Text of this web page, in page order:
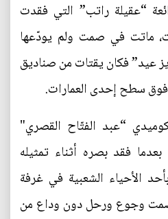
“عقيلة راتب” التي فقدت
ماتت في صمت ولم يودّعها
عيد” فكان يقتات من صناديق
فوق سطح إحدى العمارات.
“عبد الفتّاح القصري"
بعدما فقد بصره أثناء تمثيله
الأحياء الشعبية في غرفة
وجوع ورحل دون وداع من